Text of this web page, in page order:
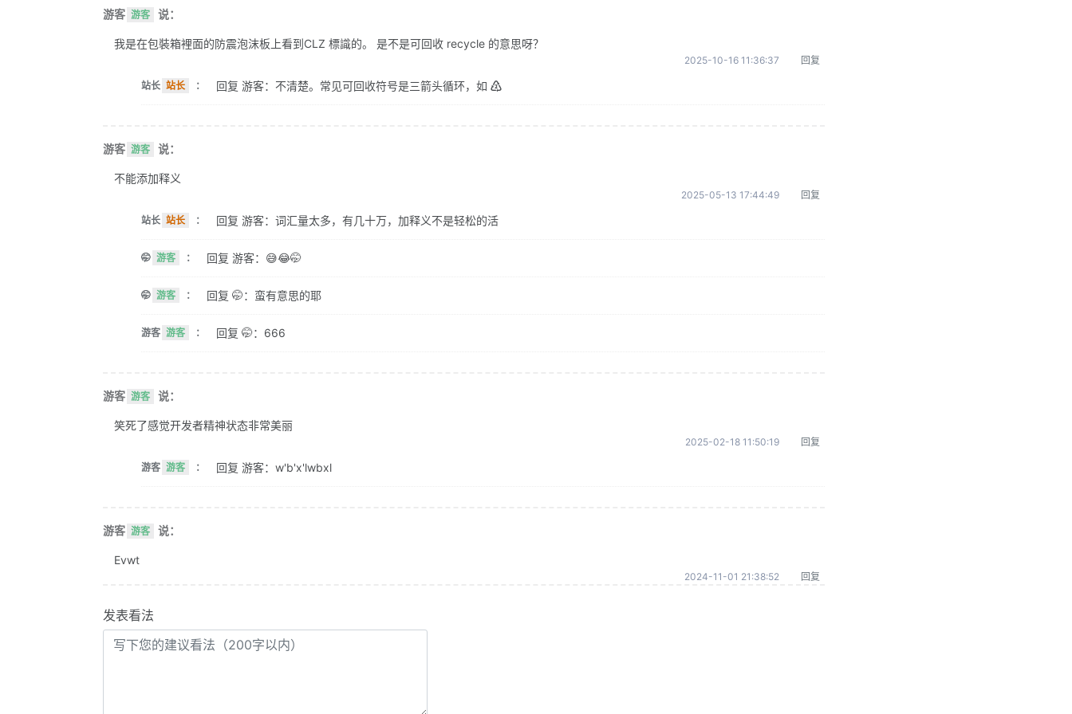
游客 游客 说：
我是在包裝箱裡面的防震泡沫板上看到CLZ 標識的。 是不是可回收 recycle 的意思呀？
2025-10-16 11:36:37 回复
站长 站长 ： 回复 游客：不清楚。常见可回收符号是三箭头循环，如 ♴
游客 游客 说：
不能添加释义
2025-05-13 17:44:49 回复
站长 站长 ： 回复 游客：词汇量太多，有几十万，加释义不是轻松的活
🤭 游客 ： 回复 游客：😅😂🤭
🤭 游客 ： 回复 🤭：蛮有意思的耶
游客 游客 ： 回复 🤭：666
游客 游客 说：
笑死了感觉开发者精神状态非常美丽
2025-02-18 11:50:19 回复
游客 游客 ： 回复 游客：w'b'x'lwbxl
游客 游客 说：
Evwt
2024-11-01 21:38:52 回复
发表看法